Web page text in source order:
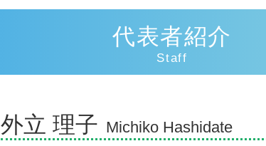
人身事故 示談
過失割合 10対0
歩行者 信号無視 事故
物損事故から人身に変更された 加害
者
代表者紹介
Staff
外立 理子 Michiko Hashidate